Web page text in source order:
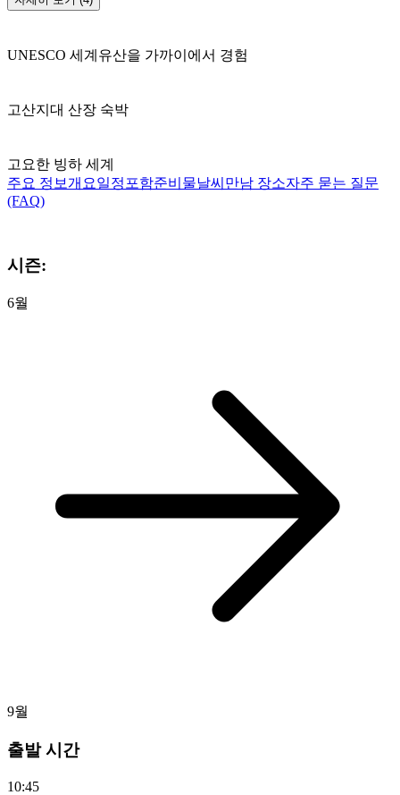
UNESCO 세계유산을 가까이에서 경험
고산지대 산장 숙박
고요한 빙하 세계
주요 정보개요일정 포함준비물날씨 만남 장소자주 묻는 질문
(FAQ)
시즌:
6월
9월
출발 시간
10:45